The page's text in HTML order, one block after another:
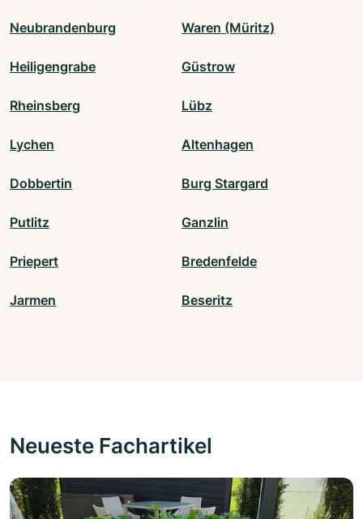
Neubrandenburg Waren (Müritz)
Heiligengrabe Güstrow
Rheinsberg Lübz
Lychen Altenhagen
Dobbertin Burg Stargard
Putlitz Ganzlin
Priepert Bredenfelde
Jarmen Beseritz
Neueste Fachartikel